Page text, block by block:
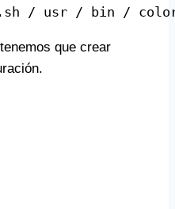
/ usr / bin /
que crear